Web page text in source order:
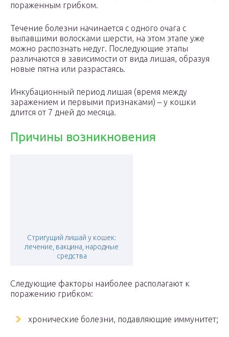
пораженным грибком.
Течение болезни начинается с одного очага с
выпавшими волосками шерсти, на этом этапе уже
можно распознать недуг. Последующие этапы
различаются в зависимости от вида лишая, образуя
новые пятна или разрастаясь.
Инкубационный период лишая (время между
заражением и первыми признаками) – у кошки
длится от 7 дней до месяца.
Причины возникновения
Стригущий лишай у кошек:
лечение, вакцина, народные
средства
Следующие факторы наиболее располагают к
поражению грибком:
хронические болезни, подавляющие иммунитет;